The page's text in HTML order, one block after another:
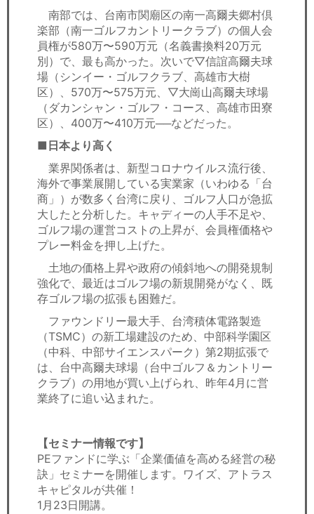
南部では、台南市関廟区の南一高爾夫郷村倶
楽部（南一ゴルフカントリークラブ）の個人会
員権が580万〜590万元（名義書換料20万元
別）で、最も高かった。次いで▽信誼高爾夫球
場（シンイー・ゴルフクラブ、高雄市大樹
区）、570万〜575万元、▽大崗山高爾夫球場
（ダカンシャン・ゴルフ・コース、高雄市田寮
区）、400万〜410万元──などだった。
■日本より高く
業界関係者は、新型コロナウイルス流行後、
海外で事業展開している実業家（いわゆる「台
商」）が数多く台湾に戻り、ゴルフ人口が急拡
大したと分析した。キャディーの人手不足や、
ゴルフ場の運営コストの上昇が、会員権価格や
プレー料金を押し上げた。
土地の価格上昇や政府の傾斜地への開発規制
強化で、最近はゴルフ場の新規開発がなく、既
存ゴルフ場の拡張も困難だ。
ファウンドリー最大手、台湾積体電路製造
（TSMC）の新工場建設のため、中部科学園区
（中科、中部サイエンスパーク）第2期拡張で
は、台中高爾夫球場（台中ゴルフ＆カントリー
クラブ）の用地が買い上げられ、昨年4月に営
業終了に追い込まれた。
【セミナー情報です】
PEファンドに学ぶ「企業価値を高める経営の秘
訣」セミナーを開催します。ワイズ、アトラス
キャピタルが共催！
1月23日開講。